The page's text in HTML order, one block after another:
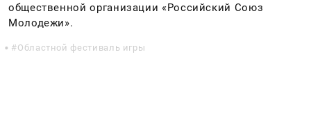
общественной организации «Российский Союз
Молодежи».
Областной фестиваль игры